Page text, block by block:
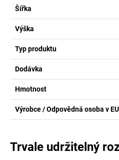
Šířka
Výška
Typ produktu
Dodávka
Hmotnost
Výrobce / Odpovědná osoba v
Trvale udržitelný